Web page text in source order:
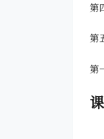
第
第
第